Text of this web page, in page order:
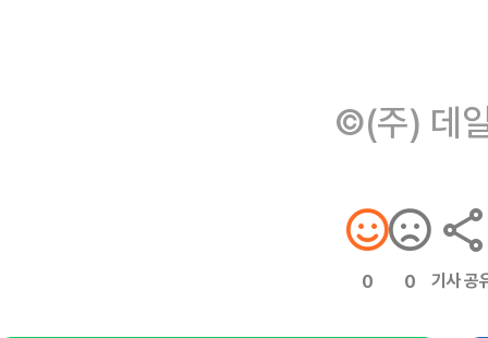
©(주) 데
0 0 기사 공